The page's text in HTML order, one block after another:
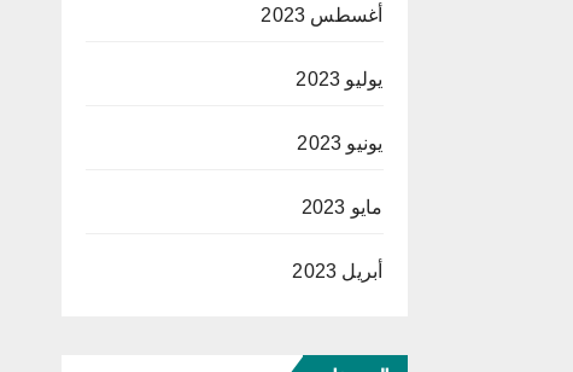
أغسطس 2023
يوليو 2023
يونيو 2023
مايو 2023
أبريل 2023